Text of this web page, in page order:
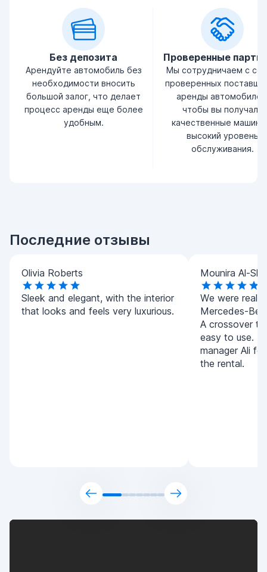
Без депозита
Арендуйте автомобиль без
необходимости вносить
большой залог, что делает
процесс аренды еще более
удобным.
Проверенные
Мы сотрудничаем с
проверенных
аренды
чтобы вы получали
качественные
высокий уровень
обслуживания.
Последние отзывы
Olivia Roberts
Sleek and elegant, with the interior
that looks and feels very luxurious.
Mounira Al-
We were
Mercedes-
A crossover
easy to use.
manager Ali
the rental.